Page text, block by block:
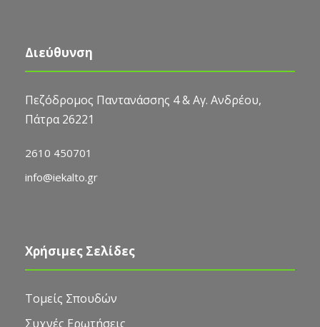
Διεύθυνση
Πεζόδρομος Παντανάσσης 4 & Αγ. Ανδρέου,
Πάτρα 26221
2610 450701
info@iekalto.gr
Χρήσιμες Σελίδες
Τομείς Σπουδών
Συχνές Ερωτήσεις